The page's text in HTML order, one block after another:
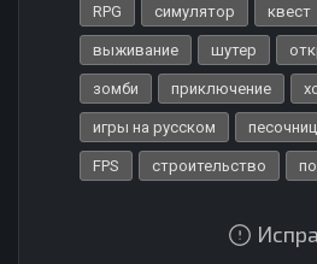
RPG симулятор квест
выживание шутер
зомби приключение
игры на русском
FPS строительство